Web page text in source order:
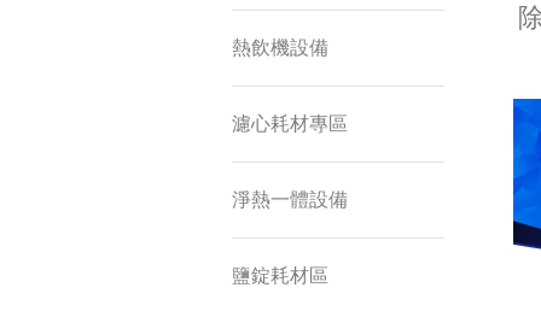
熱飲機設備
濾心耗材專區
淨熱一體設備
鹽錠耗材區